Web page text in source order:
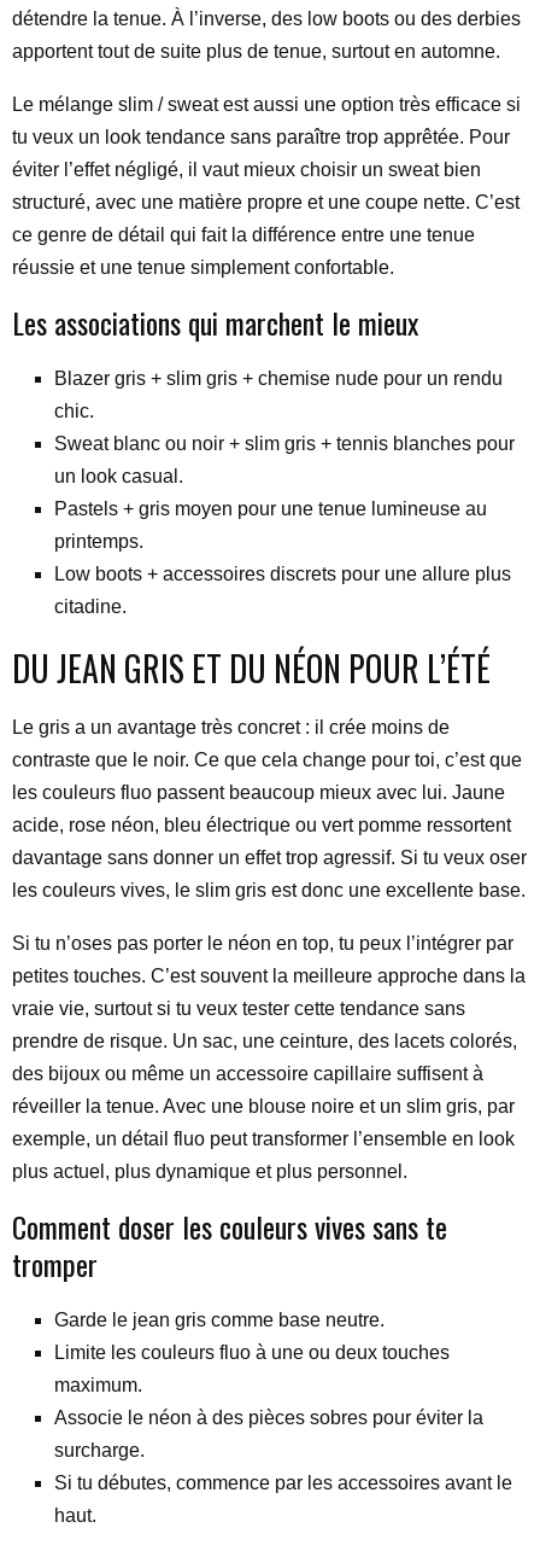
détendre la tenue. À l’inverse, des low boots ou des derbies
apportent tout de suite plus de tenue, surtout en automne.
Le mélange slim / sweat est aussi une option très efficace si
tu veux un look tendance sans paraître trop apprêtée. Pour
éviter l’effet négligé, il vaut mieux choisir un sweat bien
structuré, avec une matière propre et une coupe nette. C’est
ce genre de détail qui fait la différence entre une tenue
réussie et une tenue simplement confortable.
Les associations qui marchent le mieux
Blazer gris + slim gris + chemise nude pour un rendu
chic.
Sweat blanc ou noir + slim gris + tennis blanches pour
un look casual.
Pastels + gris moyen pour une tenue lumineuse au
printemps.
Low boots + accessoires discrets pour une allure plus
citadine.
DU JEAN GRIS ET DU NÉON POUR L’ÉTÉ
Le gris a un avantage très concret : il crée moins de
contraste que le noir. Ce que cela change pour toi, c’est que
les couleurs fluo passent beaucoup mieux avec lui. Jaune
acide, rose néon, bleu électrique ou vert pomme ressortent
davantage sans donner un effet trop agressif. Si tu veux oser
les couleurs vives, le slim gris est donc une excellente base.
Si tu n’oses pas porter le néon en top, tu peux l’intégrer par
petites touches. C’est souvent la meilleure approche dans la
vraie vie, surtout si tu veux tester cette tendance sans
prendre de risque. Un sac, une ceinture, des lacets colorés,
des bijoux ou même un accessoire capillaire suffisent à
réveiller la tenue. Avec une blouse noire et un slim gris, par
exemple, un détail fluo peut transformer l’ensemble en look
plus actuel, plus dynamique et plus personnel.
Comment doser les couleurs vives sans te
tromper
Garde le jean gris comme base neutre.
Limite les couleurs fluo à une ou deux touches
maximum.
Associe le néon à des pièces sobres pour éviter la
surcharge.
Si tu débutes, commence par les accessoires avant le
haut.